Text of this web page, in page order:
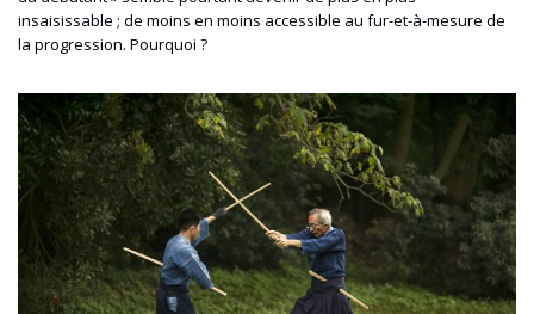
insaisissable ; de moins en moins accessible au fur-et-à-mesure de
la progression. Pourquoi ?